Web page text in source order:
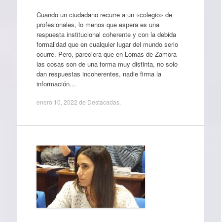
Cuando un ciudadano recurre a un «colegio» de
profesionales, lo menos que espera es una
respuesta institucional coherente y con la debida
formalidad que en cualquier lugar del mundo serio
ocurre. Pero, pareciera que en Lomas de Zamora
las cosas son de una forma muy distinta, no solo
dan respuestas incoherentes, nadie firma la
información…
enero 10, 2022 de Destacadas.